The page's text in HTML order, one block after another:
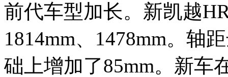
前代车型加长。新凯越
1814mm、1478mm。轴
础上增加了85mm。新车